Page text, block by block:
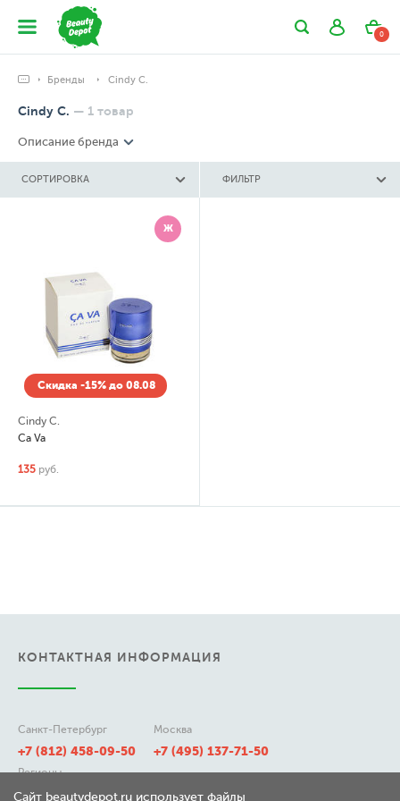
0
Бренды Cindy C.
Cindy C. — 1 товар
Описание бренда
СОРТИРОВКА ФИЛЬТР
Ж
Скидка -15% до 08.08
Cindy C.
Ca Va
135 руб.
КОНТАКТНАЯ ИНФОРМАЦИЯ
Санкт-Петербург
+7 (812) 458-09-50
Москва
+7 (495) 137-71-50
Регионы
8 (800) 511-21-50
Сайт beautydepot.ru использует файлы